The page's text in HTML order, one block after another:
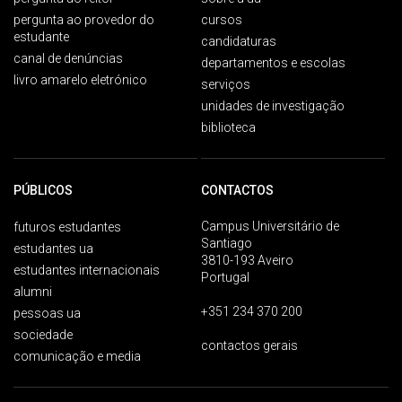
pergunta ao provedor do
estudante
canal de denúncias
livro amarelo eletrónico
cursos
candidaturas
departamentos e escolas
serviços
unidades de investigação
biblioteca
PÚBLICOS
futuros estudantes
estudantes ua
estudantes internacionais
alumni
pessoas ua
sociedade
comunicação e media
CONTACTOS
Campus Universitário de
Santiago
3810-193 Aveiro
Portugal
+351 234 370 200
contactos gerais